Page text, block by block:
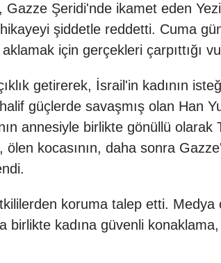
Şeridi'nde ikamet eden
şiddetle reddetti. Cuma
için gerçekleri çarpıttığı
getirerek, İsrail'in kadının
güçlerde savaşmış olan Han
annesiyle birlikte gönüllü
kocasının, daha sonra
koruma talep etti.
birlikte kadına güvenli